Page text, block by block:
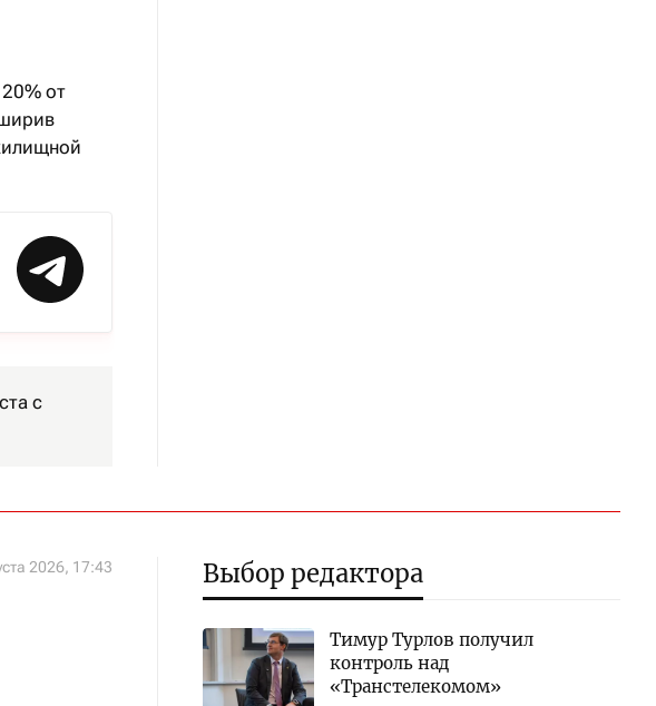
от
с
2026, 17:43 Выбор редактора
Тимур Турлов получил
контроль над
«Транстелекомом»